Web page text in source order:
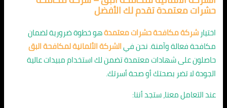
حشرات معتمدة تقدم لك الأفضل
اختيارشركة مكافحة حشرات معتمدةهو خطوة ضرورية لضمان
مكافحة فعالة وآمنة. نحن فيالشركة الألمانية لمكافحة البق
حاصلون على شهادات معتمدة تضمن لك استخدام مبيدات عالية
الجودة لا تضر بصحتك أو صحة أسرتك.
عند التعامل معنا، ستجد أننا: